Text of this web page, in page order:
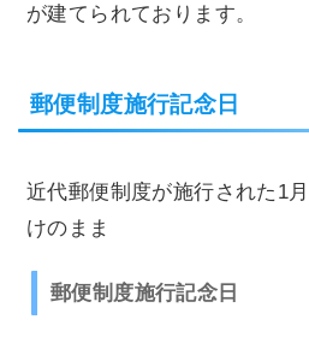
が建てられております。
郵便制度施行記念日
近代郵便制度が施行された1
けのまま
郵便制度施行記念日